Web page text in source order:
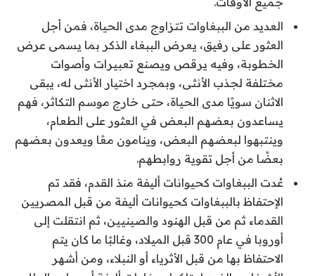
العديد من الببغاوات تتزاوج مدى الحياة، فمن أجل
العثور على رفيق، يعرض الببغاء الذكر بما يسمى عرض
الخطوبة، وفيه يرقص ويصنع تعبيرات وأصوات
مختلفة لجذب الأنثى، وبمجرد اختيار الأنثى له، يبقى
الاثنان سويًا مدى الحياة، حتى خارج موسم التكاثر، فهم
يساعدون بعضهم البعض في العثور على الطعام،
وينتبهوا لبعضهم البعض، وينامون معًا ويعدون بعضهم
بعضًا من أجل تقوية روابطهم.
عُدت الببغاوات كحيوانات أليفة منذ القدم، فقد تم
الإحتفاظ بالببغاوات كحيوانات أليفة من قبل المصريين
القدماء ثم من قبل الهنود والصينيين، ثم انتقلت إلى
أوروبا في عام 300 قبل الميلاد، وغالبًا ما كان يتم
الاحتفاظ بها من قبل الأثرياء أو النبلاء، ومن أشهر